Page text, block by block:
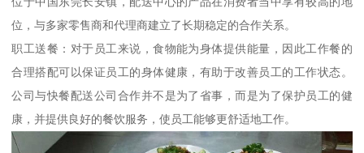
位，与多家零售商和代理商建立了长期稳定的合作关系。
职工送餐：对于员工来说，食物能为身体提供能量，因此工作餐的
合理搭配可以保证员工的身体健康，有助于改善员工的工作状态。
公司与快餐配送公司合作并不是为了省事，而是为了保护员工的健
康，并提供良好的餐饮服务，使员工能够更舒适地工作。